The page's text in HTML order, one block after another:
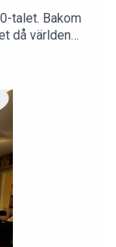
talet. Bakom
då världen
att
finanskris. I
en flodvåg
över 220 000
GPS:en
i
om
Svenonius,
och
blivit